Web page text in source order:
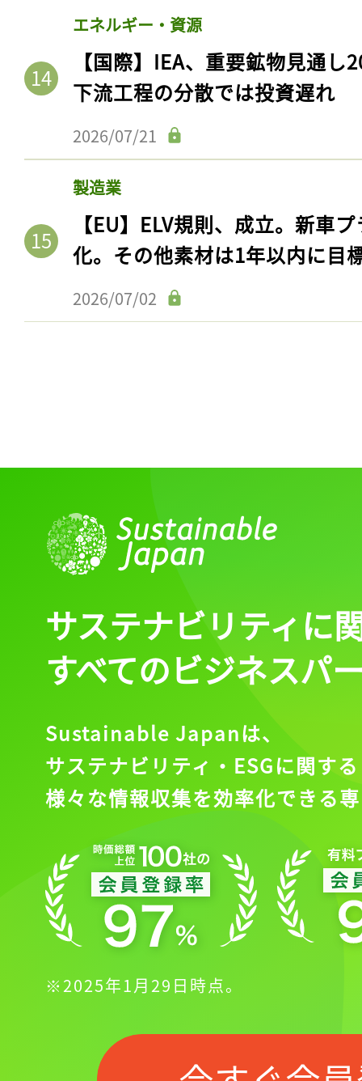
エネルギー・資源
【国際】IEA、重要鉱物見通
下流工程の分散では投資遅れ
2026/07/21
製造業
【EU】ELV規則、成立。新車
化。その他素材は1年以内に目
2026/07/02
記事をお気に入りに
会員登録
サステナビリティに
すべてのビジネスパ
Sustainable Japanは、
サステナビリティ・ESGに関する
様々な情報収集を効率化できる
※2025年1月29日時点。